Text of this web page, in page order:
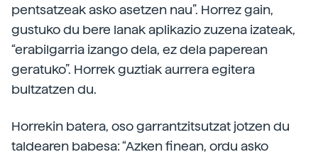
pentsatzeak asko asetzen nau”. Horrez gain,
gustuko du bere lanak aplikazio zuzena izateak,
“erabilgarria izango dela, ez dela paperean
geratuko”. Horrek guztiak aurrera egitera
bultzatzen du.
Horrekin batera, oso garrantzitsutzat jotzen du
taldearen babesa: “Azken finean, ordu asko